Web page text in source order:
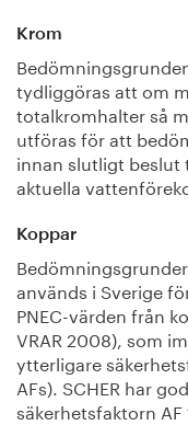
Krom
tydliggöras att om
totalkromhalter så
utföras för att
innan slutligt beslut
aktuella
Koppar
används i Sverige
PNEC-värden från
VRAR 2008), som
ytterligare
AFs). SCHER har
säkerhetsfaktorn AF